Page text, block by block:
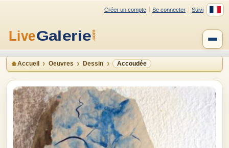
Créer un compte Se connecter Suivi
Accueil Oeuvres Dessin Accoudée